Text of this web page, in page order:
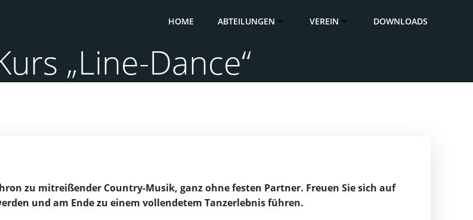
HOME ABTEILUNGEN VEREIN DOWNLOADS
„Line-Dance“
zu mitreißender Country-Musik, ganz ohne festen Partner. Freuen Sie sich auf
und am Ende zu einem vollendetem Tanzerlebnis führen.